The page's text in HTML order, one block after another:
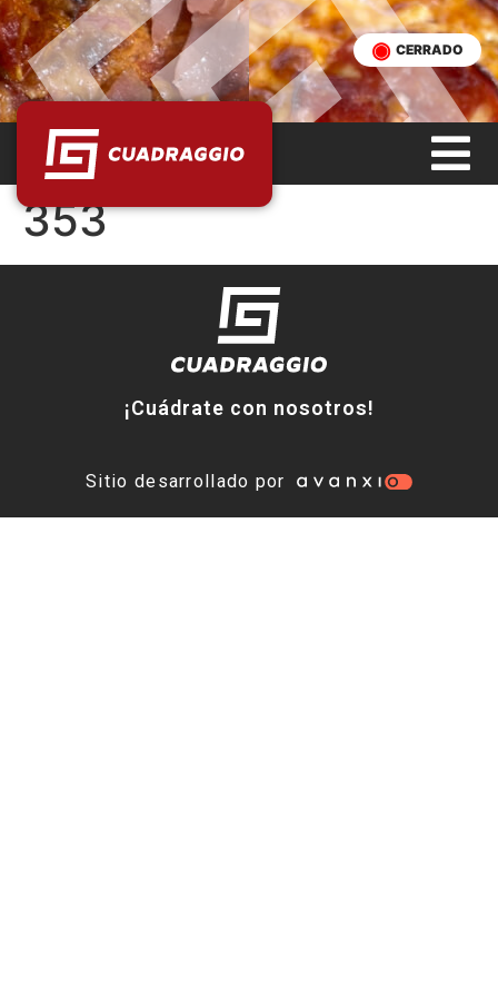
CERRADO
353
¡Cuádrate con nosotros!
Sitio desarrollado por